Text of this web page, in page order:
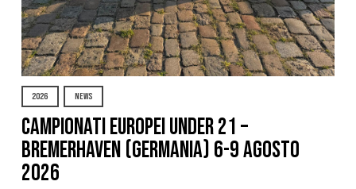
2026 NEWS
Campionati Europei Under 21 –
Bremerhaven (Germania) 6-9 agosto
2026